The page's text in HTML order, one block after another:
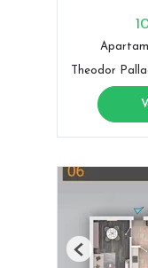
Theodor
Previous